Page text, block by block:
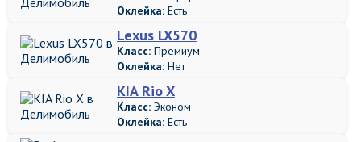
Оклейка: Есть
Lexus LX570
Класс: Премиум
Оклейка: Нет
KIA Rio X
Класс: Эконом
Оклейка: Есть